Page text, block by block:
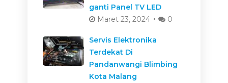
ganti Panel TV LED
Maret 23, 2024
0
Servis Elektronika
Terdekat Di
Pandanwangi Blimbing
Kota Malang